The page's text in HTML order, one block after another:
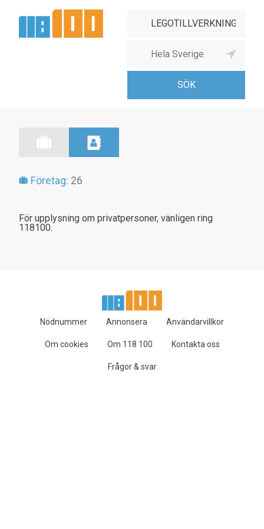
Företag: 26
För upplysning om privatpersoner, vänligen ring
118100.
Nödnummer Annonsera Användarvillkor
Om cookies Om 118 100 Kontakta oss
Frågor & svar